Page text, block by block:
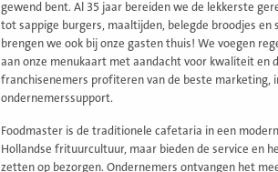
gewend bent. Al 35 jaar bereiden we de lekkerste
tot sappige burgers, maaltijden, belegde broodjes en
brengen we ook bij onze gasten thuis! We voegen
aan onze menukaart met aandacht voor kwaliteit en
franchisenemers profiteren van de beste marketing,
ondernemerssupport.
Foodmaster is de traditionele cafetaria in een
Hollandse frituurcultuur, maar bieden de service en
zetten op bezorgen. Ondernemers ontvangen het